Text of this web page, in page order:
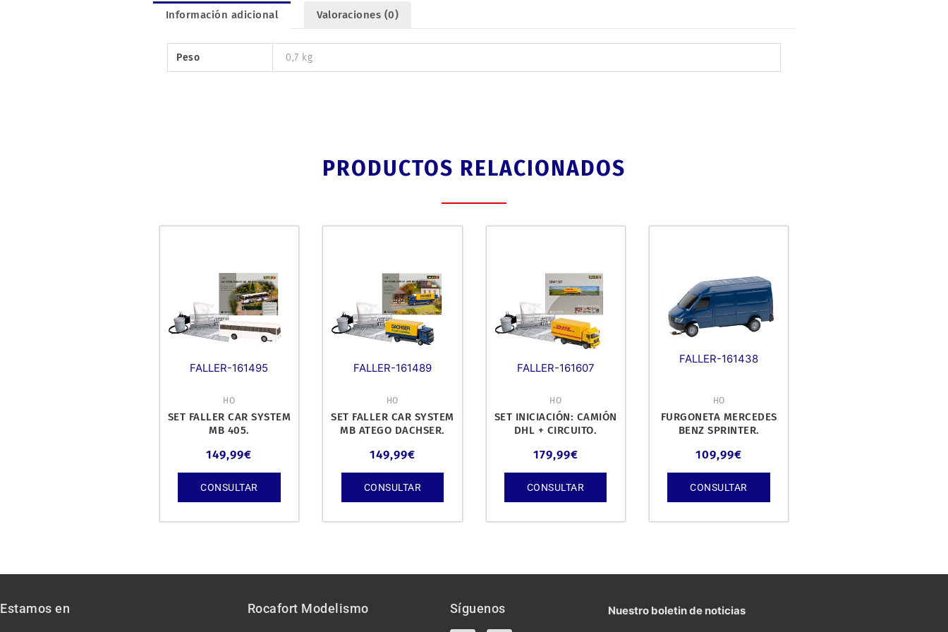
Información adicional Valoraciones (0)
Peso 0,7 kg
PRODUCTOS RELACIONADOS
FALLER-161495
HO
SET FALLER CAR SYSTEM
MB 405.
149,99€
CONSULTAR
FALLER-161489
HO
SET FALLER CAR SYSTEM
MB ATEGO DACHSER.
149,99€
CONSULTAR
FALLER-161607
HO
SET INICIACIÓN: CAMIÓN
DHL + CIRCUITO.
179,99€
CONSULTAR
FALLER-161438
HO
FURGONETA MERCEDES
BENZ SPRINTER.
109,99€
CONSULTAR
Estamos en Rocafort Modelismo Síguenos Nuestro boletin de noticias